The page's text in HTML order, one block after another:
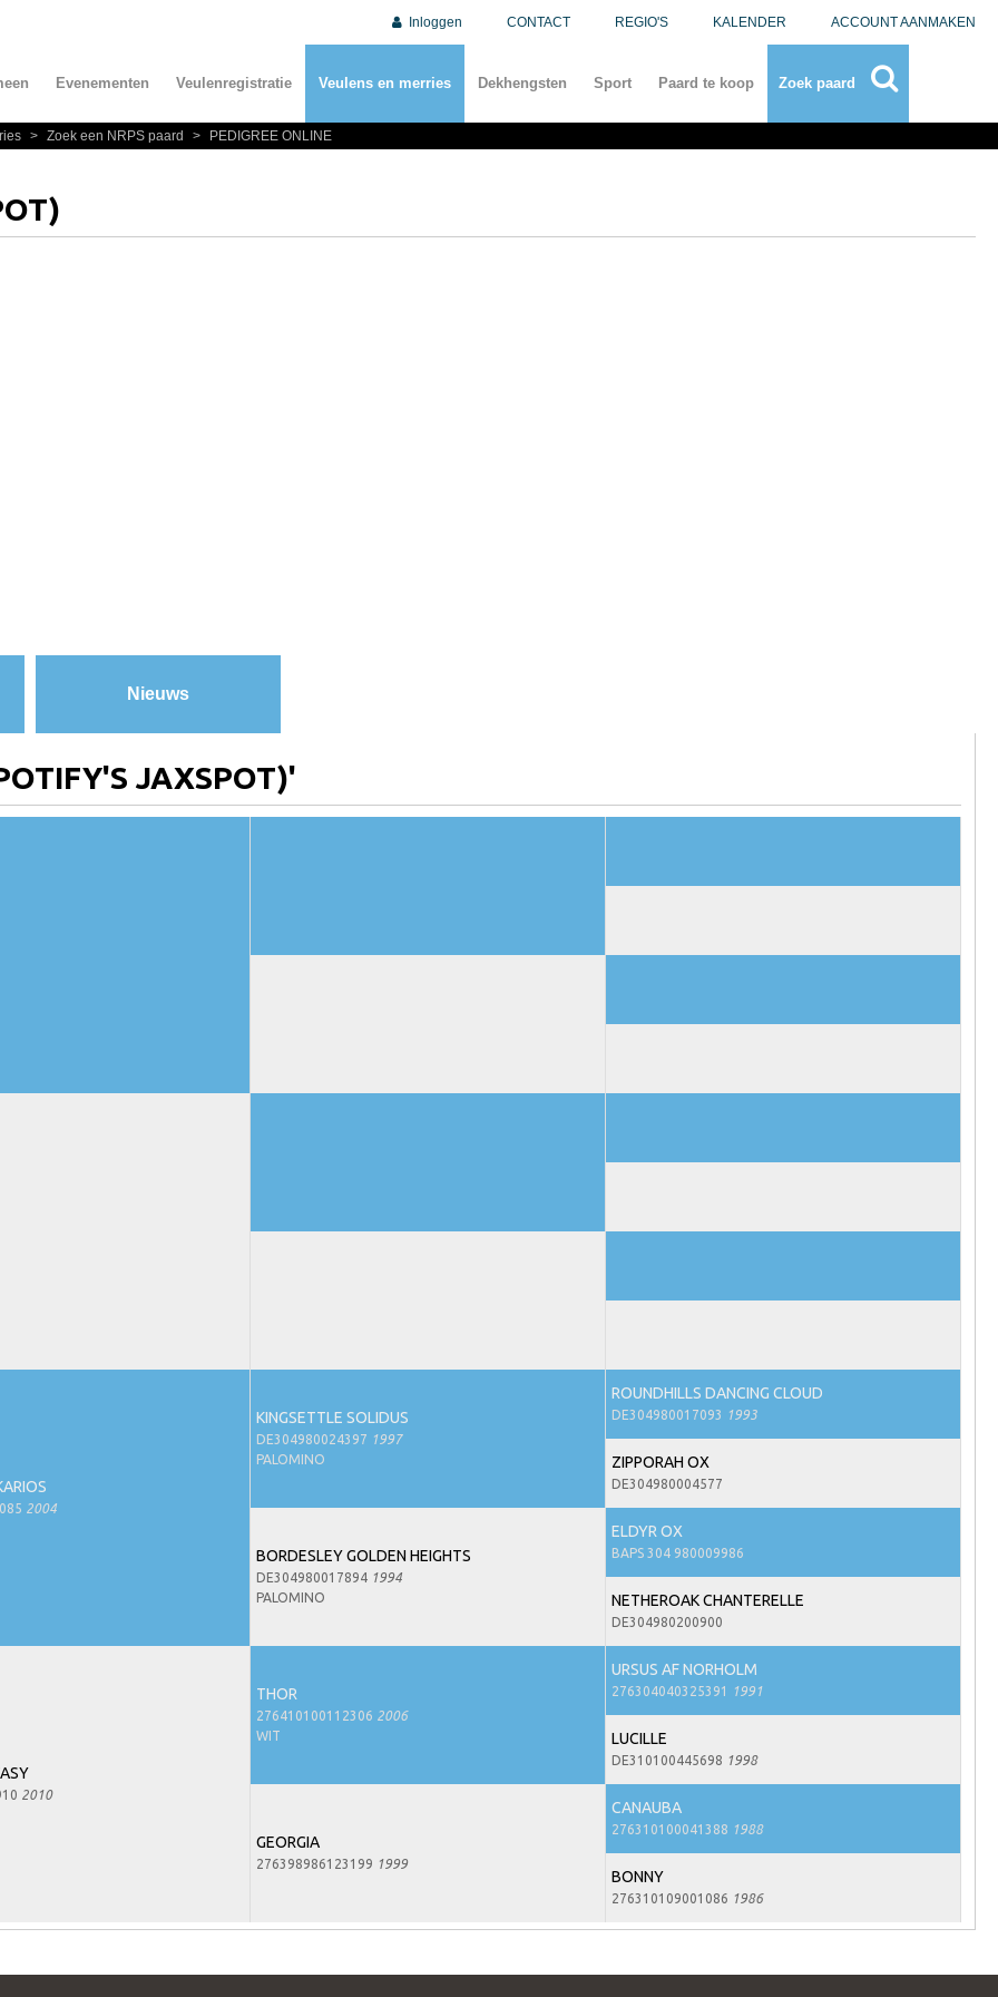
Inloggen CONTACT REGIO'S KALENDER ACCOUNT AANMAKEN
Evenementen Veulenregistratie Veulens en merries Dekhengsten Sport Paard te koop Zoek paard
> Zoek een NRPS paard > PEDIGREE ONLINE
Nieuws
JAXSPOT)'
2004
KINGSETTLE SOLIDUS
DE304980024397 1997
PALOMINO
ROUNDHILLS DANCING CLOUD
DE304980017093 1993
ZIPPORAH OX
DE304980004577
BORDESLEY GOLDEN HEIGHTS
DE304980017894 1994
PALOMINO
ELDYR OX
BAPS 304 980009986
NETHEROAK CHANTERELLE
DE304980200900
2010
THOR
276410100112306 2006
WIT
URSUS AF NORHOLM
276304040325391 1991
LUCILLE
DE310100445698 1998
GEORGIA
276398986123199 1999
CANAUBA
276310100041388 1988
BONNY
276310109001086 1986